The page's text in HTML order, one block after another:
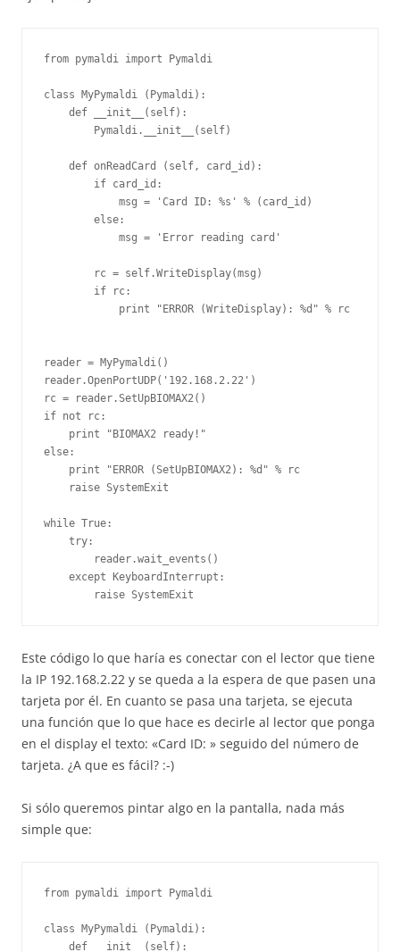
from pymaldi import Pymaldi
class MyPymaldi (Pymaldi):
    def __init__(self):
        Pymaldi.__init__(self)
    def onReadCard (self, card_id):
        if card_id:
            msg = 'Card ID: %s' % (card_id)
        else:
            msg = 'Error reading card'
        rc = self.WriteDisplay(msg)
        if rc:
            print "ERROR (WriteDisplay): %d" % rc
reader = MyPymaldi()
reader.OpenPortUDP('192.168.2.22')
rc = reader.SetUpBIOMAX2()
if not rc:
    print "BIOMAX2 ready!"
else:
    print "ERROR (SetUpBIOMAX2): %d" % rc
    raise SystemExit
while True:
    try:
        reader.wait_events()
    except KeyboardInterrupt:
Este código lo que haría es conectar con el lector que tiene
la IP 192.168.2.22 y se queda a la espera de que pasen una
tarjeta por él. En cuanto se pasa una tarjeta, se ejecuta
una función que lo que hace es decirle al lector que ponga
en el display el texto: «Card ID: » seguido del número de
tarjeta. ¿A que es fácil? :-)
Si sólo queremos pintar algo en la pantalla, nada más
simple que:
from pymaldi import Pymaldi
class MyPymaldi (Pymaldi):
    def __init__(self):